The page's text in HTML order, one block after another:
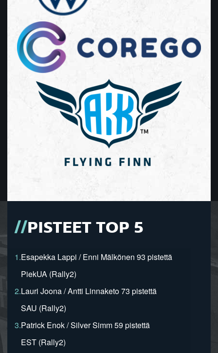
PISTEET TOP 5
1.Esapekka Lappi / Enni Mälkönen 93 pistettä
PiekUA (Rally2)
2.Lauri Joona / Antti Linnaketo 73 pistettä
SAU (Rally2)
3.Patrick Enok / Silver Simm 59 pistettä
EST (Rally2)